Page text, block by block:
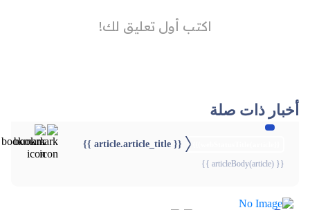
أخبار ذات صلة
{{ article.article_title }}
{{ articleBody(article) }}